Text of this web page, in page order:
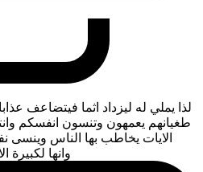
لذا يملي له ليزداد اثما فيتضاعف
طغيانهم يعمهون وتنسون انفسكم
الايات يخاطب بها الناس وينسى
وانها لكبيرة